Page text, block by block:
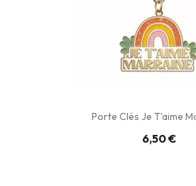
Porte Clés Je T'aime
6,50 €